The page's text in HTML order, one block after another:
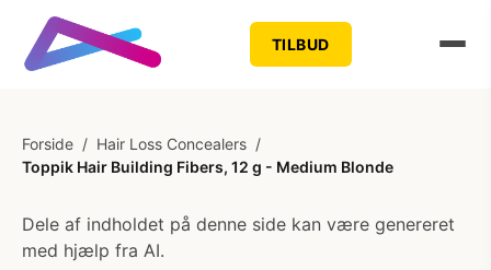
TILBUD
Forside / Hair Loss Concealers /
Toppik Hair Building Fibers, 12 g - Medium Blonde
Dele af indholdet på denne side kan være genereret
med hjælp fra AI.